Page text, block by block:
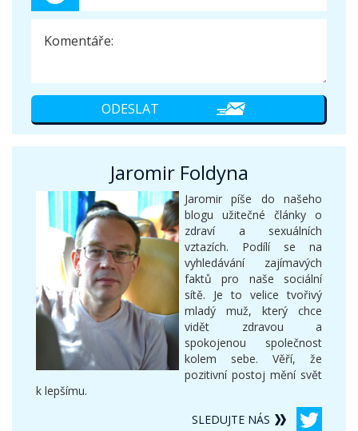
Jaromir Foldyna
Jaromir píše do našeho
blogu užitečné články o
zdraví a sexuálních
vztazích. Podílí se na
vyhledávání zajímavých
faktů pro naše sociální
sítě. Je to velice tvořivý
mladý muž, který chce
vidět zdravou a
spokojenou společnost
kolem sebe. Věří, že
pozitivní postoj mění svět
k lepšímu.
SLEDUJTE NÁS